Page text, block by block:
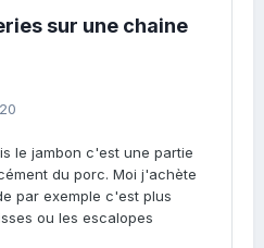
sur une chaine
le jambon c'est une partie
du porc. Moi j'achète
par exemple c'est plus
ou les escalopes